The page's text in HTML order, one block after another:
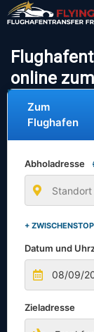
online
Zum
Flughafen
Abholadresse
+
Datum und
Zieladresse